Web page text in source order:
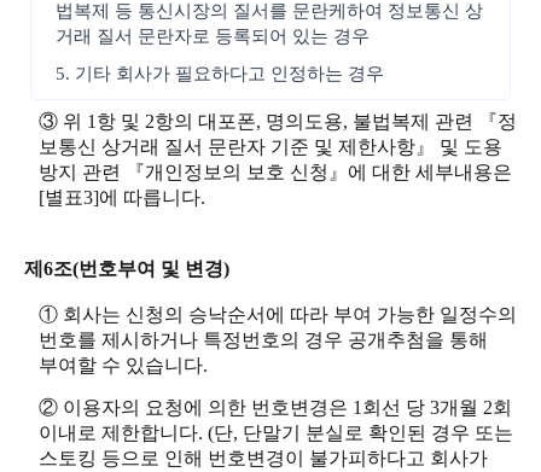
법복제 등 통신시장의 질서를 문란케하여 정보통신 상
거래 질서 문란자로 등록되어 있는 경우
5. 기타 회사가 필요하다고 인정하는 경우
③ 위 1항 및 2항의 대포폰, 명의도용, 불법복제 관련 『정
보통신 상거래 질서 문란자 기준 및 제한사항』 및 도용
방지 관련 『개인정보의 보호 신청』에 대한 세부내용은
[별표3]에 따릅니다.
제6조(번호부여 및 변경)
① 회사는 신청의 승낙순서에 따라 부여 가능한 일정수의
번호를 제시하거나 특정번호의 경우 공개추첨을 통해
부여할 수 있습니다.
② 이용자의 요청에 의한 번호변경은 1회선 당 3개월 2회
이내로 제한합니다. (단, 단말기 분실로 확인된 경우 또는
스토킹 등으로 인해 번호변경이 불가피하다고 회사가